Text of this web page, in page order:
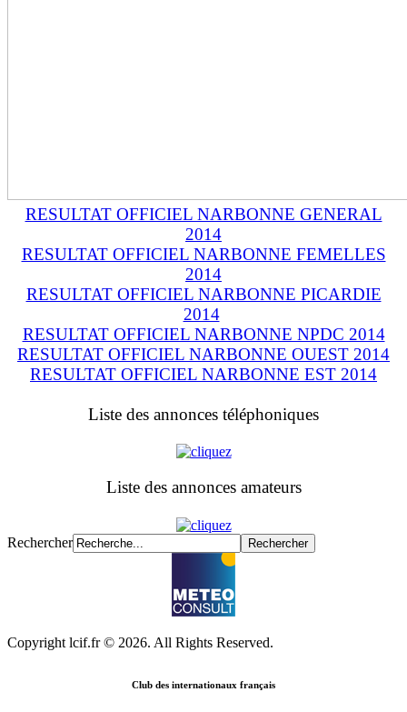
RESULTAT OFFICIEL NARBONNE GENERAL
2014
RESULTAT OFFICIEL NARBONNE FEMELLES
2014
RESULTAT OFFICIEL NARBONNE PICARDIE
2014
RESULTAT OFFICIEL NARBONNE NPDC 2014
RESULTAT OFFICIEL NARBONNE OUEST 2014
RESULTAT OFFICIEL NARBONNE EST 2014
Liste des annonces téléphoniques
Liste des annonces amateurs
Rechercher
Copyright lcif.fr © 2026. All Rights Reserved.
Club des internationaux français